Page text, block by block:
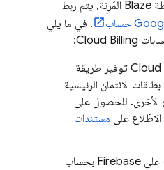
عندما يكون مشروعك ضمن خطة Blaze المَرِنة، يتم ربط
حساب
. في ما يلي
Cloud Billing
:
Cloud توفير طريقة
الائتمان الرئيسية
الأخرى. للحصول على
على مستندات
يمكنك ربط عدّة مشاريع على Firebase بحساب